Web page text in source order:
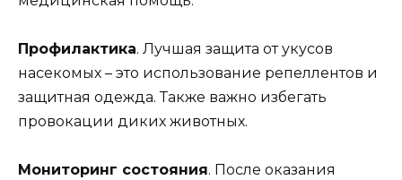
Профилактика. Лучшая защита от укусов
насекомых – это использование репеллентов и
защитная одежда. Также важно избегать
провокации диких животных.
Мониторинг состояния. После оказания